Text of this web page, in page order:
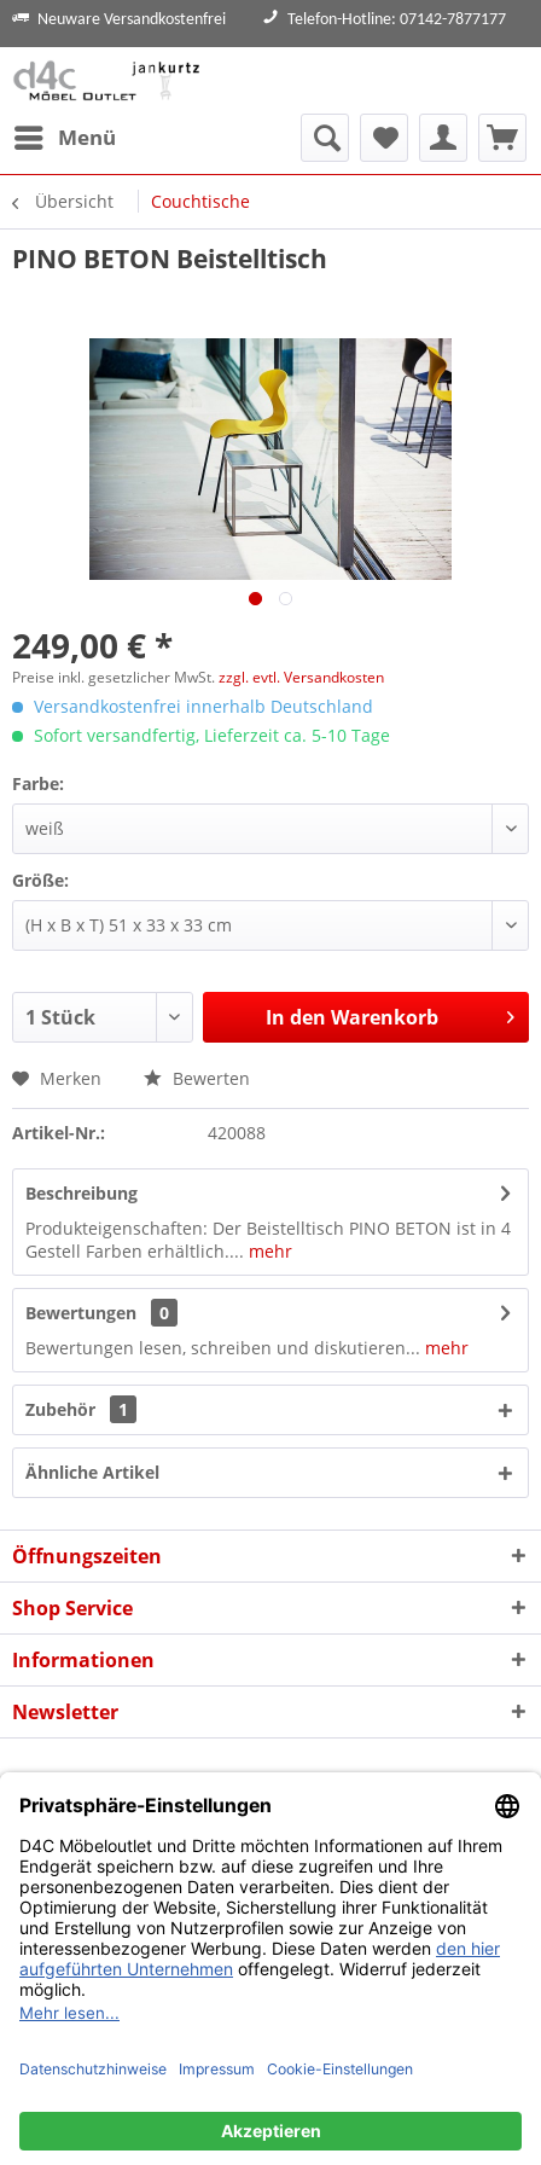
Neuware Versandkostenfrei Telefon-Hotline: 07142-7877177
Menü
Übersicht Couchtische
PINO BETON Beistelltisch
249,00 € *
Preise inkl. gesetzlicher MwSt.zzgl. evtl. Versandkosten
Versandkostenfrei innerhalb Deutschland
Sofort versandfertig, Lieferzeit ca. 5-10 Tage
Farbe:
Größe:
In den Warenkorb
Merken Bewerten
Artikel-Nr.: 420088
Beschreibung
Produkteigenschaften: Der Beistelltisch PINO BETON ist in 4
Gestell Farben erhältlich.... mehr
Bewertungen
0
Bewertungen lesen, schreiben und diskutieren... mehr
Zubehör 1
Ähnliche Artikel
Öffnungszeiten
Shop Service
Informationen
Newsletter
* Alle Preise inkl. gesetzl. Mehrwertsteuer zzgl. evtl.Versandkostenund
ggf. Nachnahmegebühren, wenn nicht anders beschrieben
Copyright © d4c Möbel Outlet - Alle Rechte vorbehalten
Diese Website benutzt Cookies, die für den technischen Betrieb
der Website erforderlich sind und stets gesetzt werden.
Andere Cookies, die den Komfort bei Benutzung dieser Website
erhöhen, der Direktwerbung dienen oder die Interaktion mit
sollen, werden nur mit Ihrer Zustimmung gesetzt.